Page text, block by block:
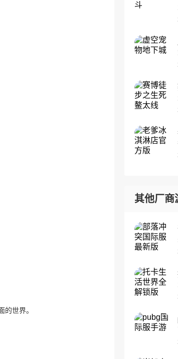
世界。
其他厂商